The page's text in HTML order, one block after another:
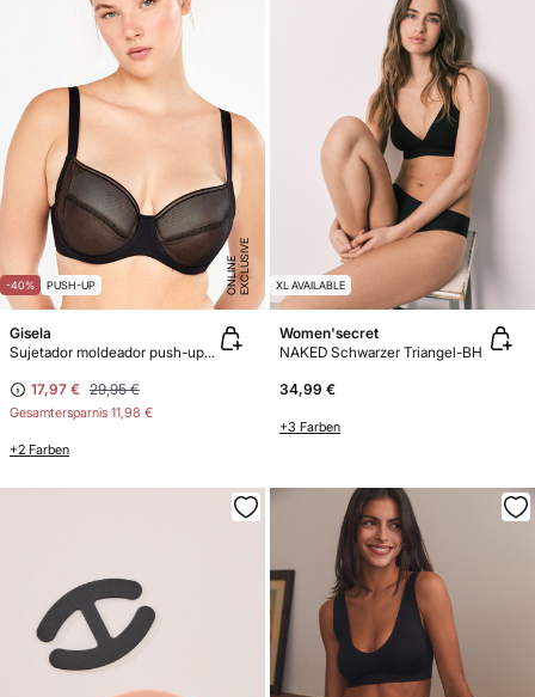
-40% PUSH-UP E
X
C
L
U
SI
V
E
O
N
LI
N
E
Gisela
Sujetador moldeador push-up capacidad"Let's break down the components:- **Sujetador**: From glossary, "BH"
17,97 € 29,95 €
Gesamtersparnis 11,98 €
+2 Farben
XL AVAILABLE
Women'secret
NAKED Schwarzer Triangel-BH
34,99 €
+3 Farben